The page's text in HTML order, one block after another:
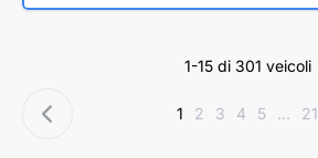
1-15 di 301 veicoli
1 2 3 4 5 ... 21